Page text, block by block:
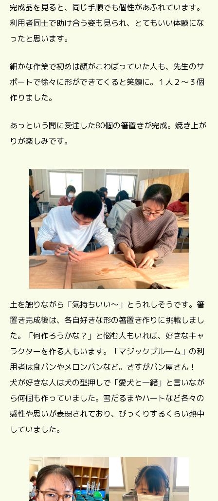
完成品を見ると、同じ手順でも個性があふれています。
利用者同士で助け合う姿も見られ、とてもいい体験にな
ったと思います。
細かな作業で初めは顔がこわばっていた人も、先生のサ
ポートで徐々に形ができてくると笑顔に。１人２～３個
作りました。
あっという間に受注した80個の箸置きが完成。焼き上が
りが楽しみです。
土を触りながら「気持ちいい～」とうれしそうです。箸
置き完成後は、各自好きな形の箸置き作りに挑戦しまし
た。「何作ろうかな？」と悩む人もいれば、好きなキャ
ラクターを作る人もいます。「マジックブル―ム」の利
用者は食パンやメロンパンなど。さすがパン屋さん！
犬が好きな人は犬の型押しで「愛犬と一緒」と言いなが
ら何個も作っていました。雪だるまやハートなど各々の
感性や思いが表現されており、びっくりするくらい熱中
していました。